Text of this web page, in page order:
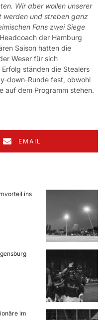
Wir aber wollen unserer
werden und streben ganz
Fans zwei Siege
der Hamburg
Saison hatten die
Weser für sich
ständen die Stealers
down-Runde fest, obwohl
auf dem Programm stehen.
EMAIL
ins
im